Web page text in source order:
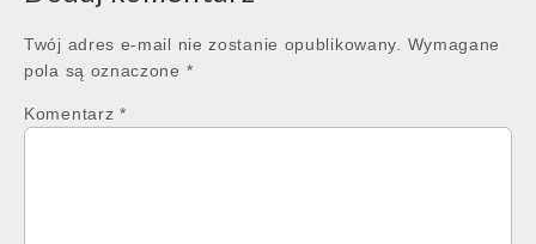
Twój adres e-mail nie zostanie opublikowany.
Wymagane
pola są oznaczone *
Komentarz *